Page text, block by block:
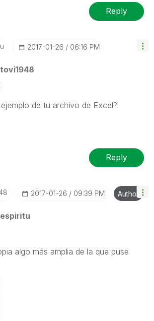
Reply
‎2017-01-26 06:16 PM
de tu archivo de Excel?
Reply
‎2017-01-26 09:39 PM Author
algo más amplia de la que puse